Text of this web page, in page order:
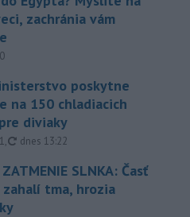
zachránia vám
poskytne
na 150 chladiacich
diviaky
, aktualizované
dnes 13:22
ZATMENIE SLNKA: Časť
zahalí tma, hrozia